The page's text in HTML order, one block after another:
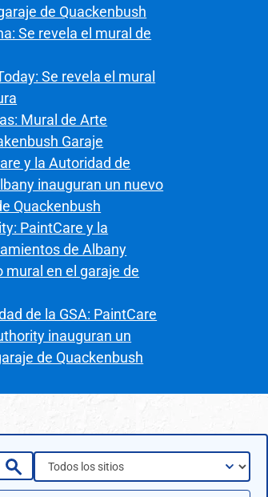
de Quackenbush
Se revela el mural de
Se revela el mural
Mural de Arte
Garaje
y la Autoridad de
inauguran un nuevo
Quackenbush
PaintCare y la
de Albany
mural en el garaje de
de la GSA: PaintCare
inauguran un
de Quackenbush